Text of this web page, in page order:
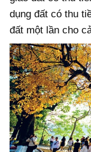
dụng đất có thu
đất một lần cho